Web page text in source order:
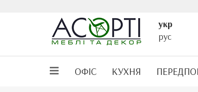
укр
рус
ОФІС КУХНЯ